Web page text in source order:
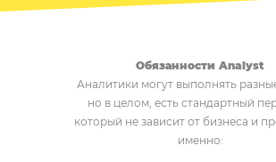
Обязанности Analyst
Аналитики могут выполнять
но в целом, есть стандартный
который не зависит от бизнеса и
именно: